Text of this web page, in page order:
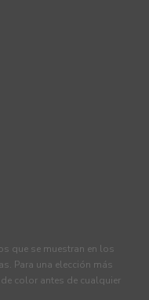
que se muestran en los
Para una elección más
color antes de cualquier